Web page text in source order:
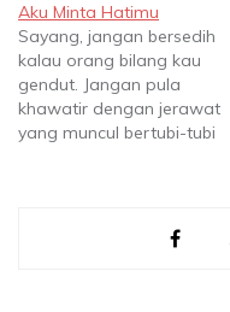
Tapi proses belajar tidak
berhenti :) Silakan klik link
yang tersedia untuk
melihat cerpen di web
tersebut, lengkap dengan
komentarnya. AKU TAHU
Aku Minta Hatimu
Sayang, jangan bersedih
kalau orang bilang kau
gendut. Jangan pula
khawatir dengan jerawat
yang muncul bertubi-tubi
Hatimu saja! ... ... ... Eh, eh
tunggu! Aku tak minta